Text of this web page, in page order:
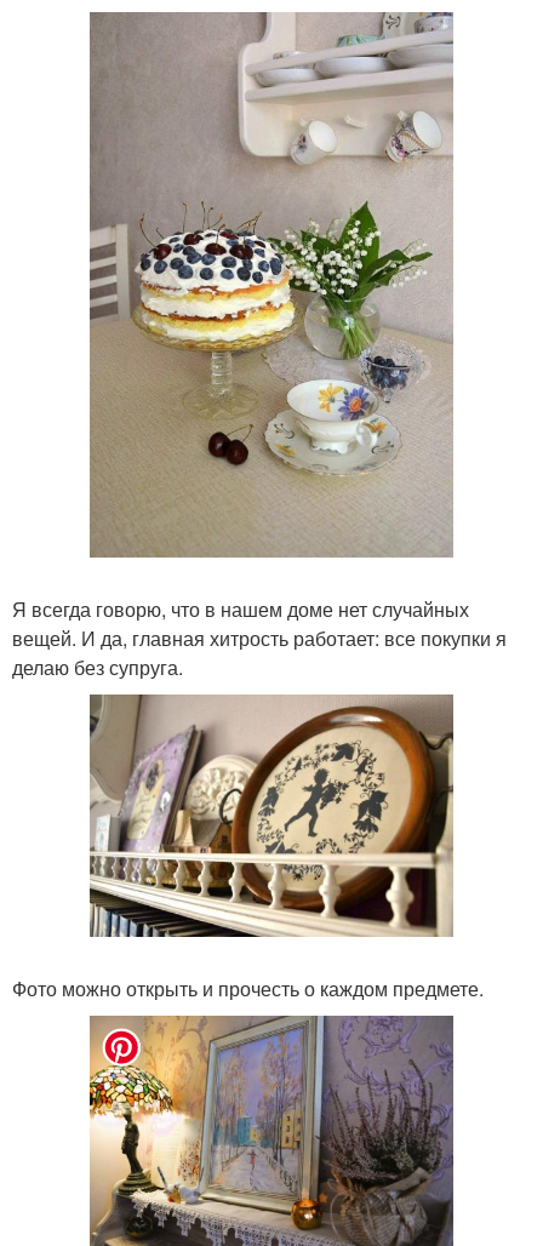
Я всегда говорю, что в нашем доме нет случайных
вещей. И да, главная хитрость работает: все покупки я
делаю без супруга.
Фото можно открыть и прочесть о каждом предмете.